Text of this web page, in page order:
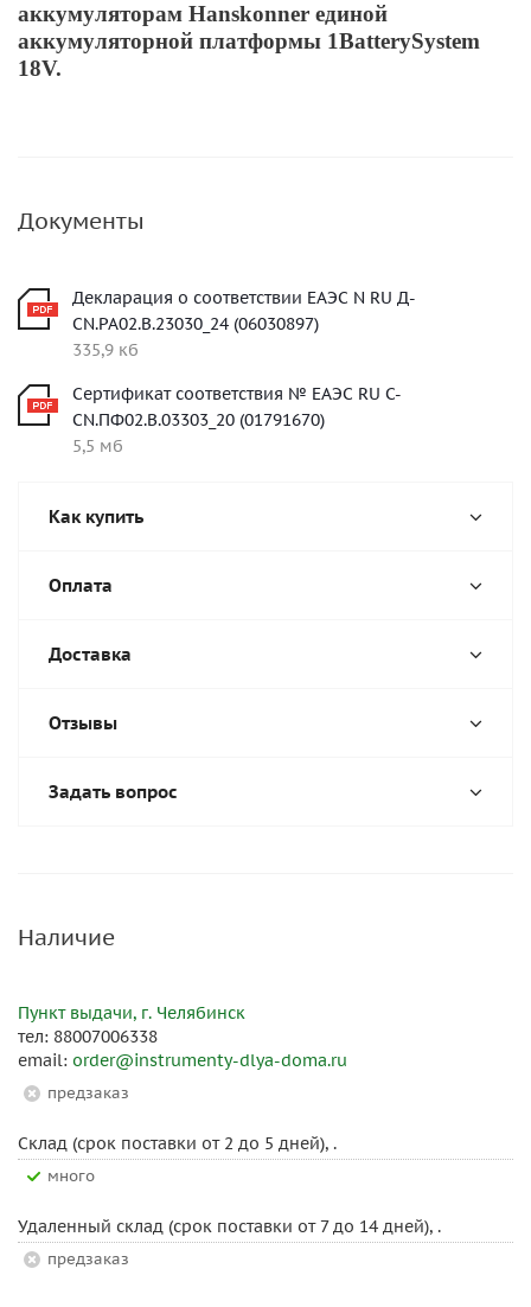
аккумуляторам Hanskonner единой
аккумуляторной платформы 1BatterySystem
18V.
Документы
Декларация о соответствии ЕАЭС N RU Д-
CN.РА02.В.23030_24 (06030897)
335,9 кб
Сертификат соответствия № ЕАЭС RU C-
CN.ПФ02.В.03303_20 (01791670)
5,5 мб
Как купить
Оплата
Доставка
Отзывы
Задать вопрос
Наличие
Пункт выдачи, г. Челябинск
тел: 88007006338
email: order@instrumenty-dlya-doma.ru
Предзаказ
Склад (срок поставки от 2 до 5 дней), .
Много
Удаленный склад (срок поставки от 7 до 14 дней), .
Предзаказ